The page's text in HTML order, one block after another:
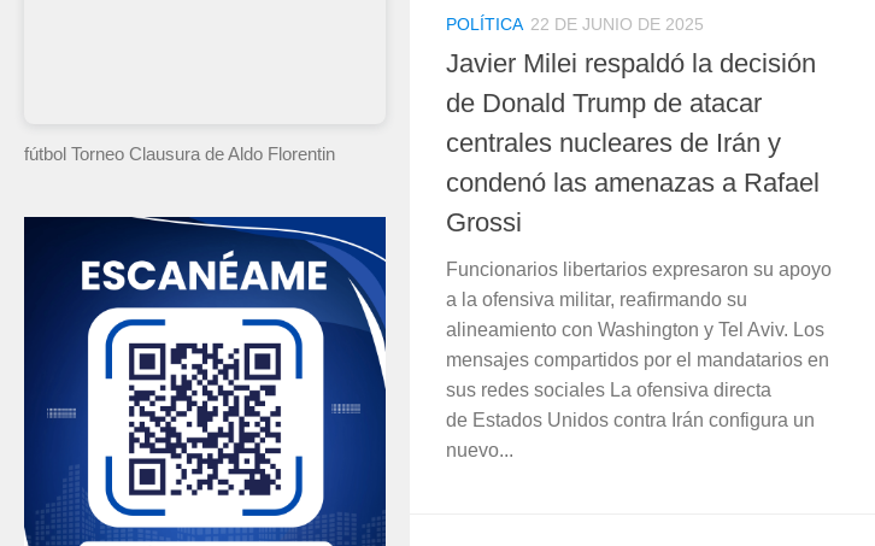
POLÍTICA 22 DE JUNIO DE 2025
Javier Milei respaldó la decisión
de Donald Trump de atacar
centrales nucleares de Irán y
condenó las amenazas a Rafael
Grossi
Funcionarios libertarios expresaron su apoyo
a la ofensiva militar, reafirmando su
alineamiento con Washington y Tel Aviv. Los
mensajes compartidos por el mandatarios en
sus redes sociales La ofensiva directa
de Estados Unidos contra Irán configura un
nuevo...
fútbol Torneo Clausurade Aldo Florentin